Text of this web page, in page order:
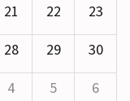
21 22 23
28 29 30
4 5 6